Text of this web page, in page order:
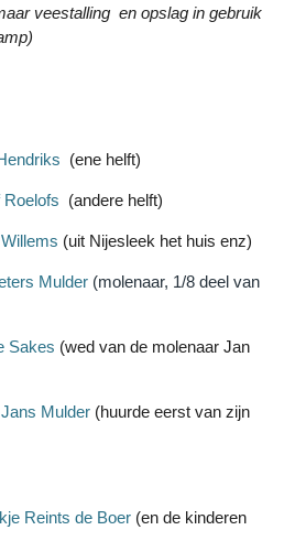
veestalling en opslag in gebruik
(ene helft)
(andere helft)
(uit Nijesleek het huis enz)
Mulder (molenaar, 1/8 deel van
Sakes (wed van de molenaar Jan
Mulder (huurde eerst van zijn
Reints de Boer (en de kinderen